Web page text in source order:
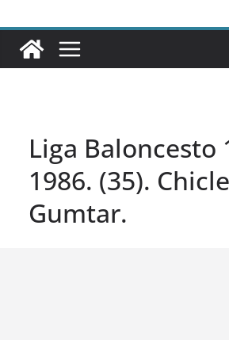
Liga Baloncesto
1986. (35). Chicle
Gumtar.